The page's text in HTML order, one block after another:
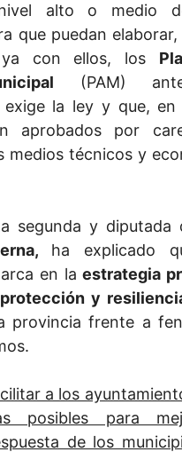
alto o medio
que puedan
con ellos, los
(PAM)
exige la ley y que, en
aprobados por
medios técnicos y
segunda y diputada
ha explicado
en laestrategia
y
provincia frente a
a los
posibles para
de los